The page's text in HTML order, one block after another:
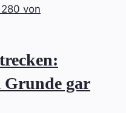
Grunde gar